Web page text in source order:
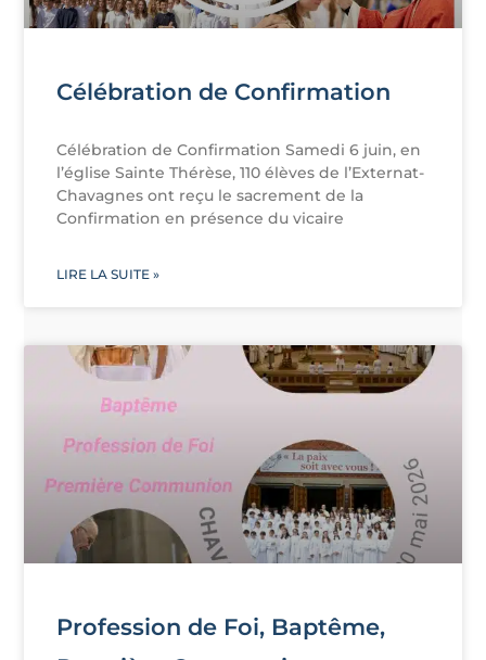
Célébration de Confirmation
Célébration de Confirmation Samedi 6 juin, en
l’église Sainte Thérèse, 110 élèves de l’Externat-
Chavagnes ont reçu le sacrement de la
Confirmation en présence du vicaire
LIRE LA SUITE »
Profession de Foi, Baptême,